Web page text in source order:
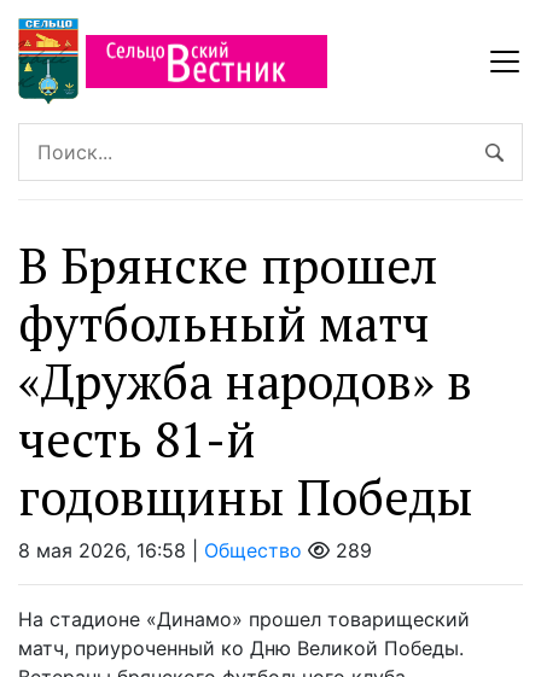
В Брянске прошел
футбольный матч
«Дружба народов» в
честь 81-й
годовщины Победы
8 мая 2026, 16:58 | Общество 289
На стадионе «Динамо» прошел товарищеский
матч, приуроченный ко Дню Великой Победы.